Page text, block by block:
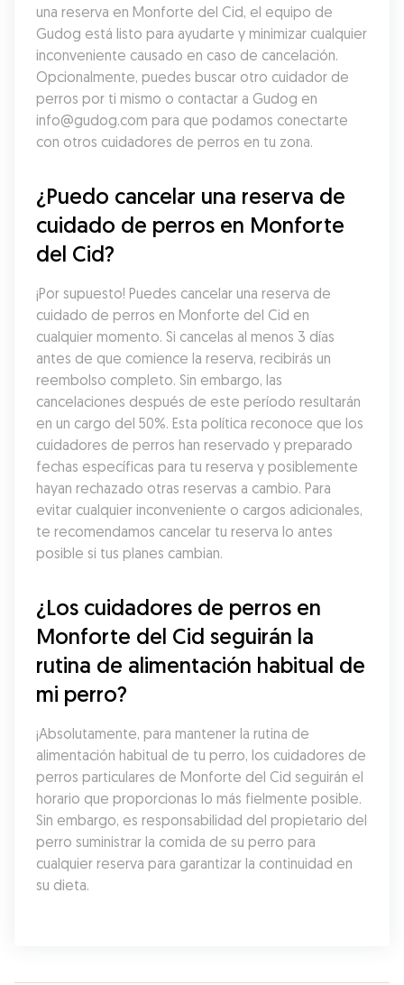
una reserva en Monforte del Cid, el equipo de
Gudog está listo para ayudarte y minimizar cualquier
inconveniente causado en caso de cancelación.
Opcionalmente, puedes buscar otro cuidador de
perros por ti mismo o contactar a Gudog en
info@gudog.com para que podamos conectarte
con otros cuidadores de perros en tu zona.
¿Puedo cancelar una reserva de
cuidado de perros en Monforte
del Cid?
¡Por supuesto! Puedes cancelar una reserva de
cuidado de perros en Monforte del Cid en
cualquier momento. Si cancelas al menos 3 días
antes de que comience la reserva, recibirás un
reembolso completo. Sin embargo, las
cancelaciones después de este período resultarán
en un cargo del 50%. Esta política reconoce que los
cuidadores de perros han reservado y preparado
fechas específicas para tu reserva y posiblemente
hayan rechazado otras reservas a cambio. Para
evitar cualquier inconveniente o cargos adicionales,
te recomendamos cancelar tu reserva lo antes
posible si tus planes cambian.
¿Los cuidadores de perros en
Monforte del Cid seguirán la
rutina de alimentación habitual de
mi perro?
¡Absolutamente, para mantener la rutina de
alimentación habitual de tu perro, los cuidadores de
perros particulares de Monforte del Cid seguirán el
horario que proporcionas lo más fielmente posible.
Sin embargo, es responsabilidad del propietario del
perro suministrar la comida de su perro para
cualquier reserva para garantizar la continuidad en
su dieta.